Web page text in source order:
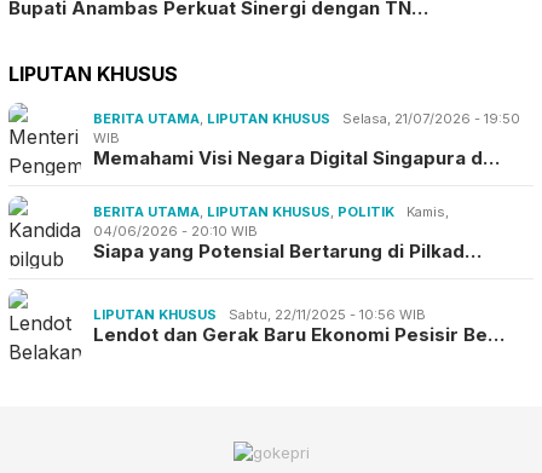
Bupati Anambas Perkuat Sinergi dengan TN…
LIPUTAN KHUSUS
BERITA UTAMA, LIPUTAN KHUSUS
Selasa, 21/07/2026 - 19:50
WIB
Memahami Visi Negara Digital Singapura d…
BERITA UTAMA, LIPUTAN KHUSUS, POLITIK
Kamis,
04/06/2026 - 20:10 WIB
Siapa yang Potensial Bertarung di Pilkad…
LIPUTAN KHUSUS Sabtu, 22/11/2025 - 10:56 WIB
Lendot dan Gerak Baru Ekonomi Pesisir Be…